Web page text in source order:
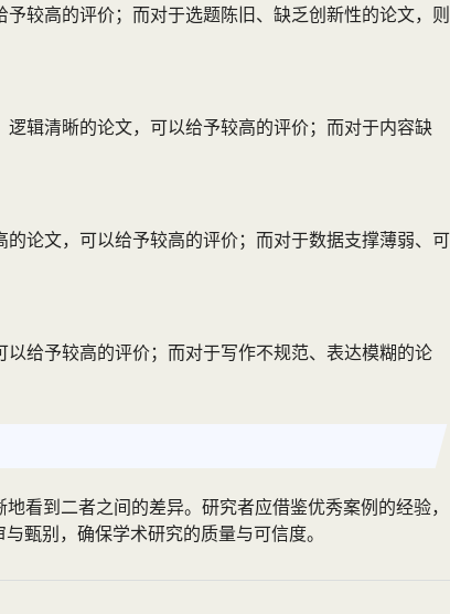
较高的评价；而对于选题陈旧、缺乏创新性的论文，则
辑清晰的论文，可以给予较高的评价；而对于内容缺
论文，可以给予较高的评价；而对于数据支撑薄弱、可
给予较高的评价；而对于写作不规范、表达模糊的论
看到二者之间的差异。研究者应借鉴优秀案例的经验，
甄别，确保学术研究的质量与可信度。